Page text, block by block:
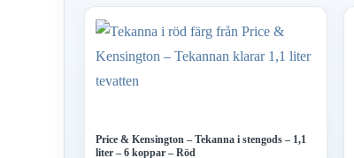
Price & Kensington – Tekanna i stengods – 1,1
liter – 6 koppar – Röd